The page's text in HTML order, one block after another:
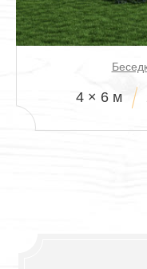
4 × 6 м